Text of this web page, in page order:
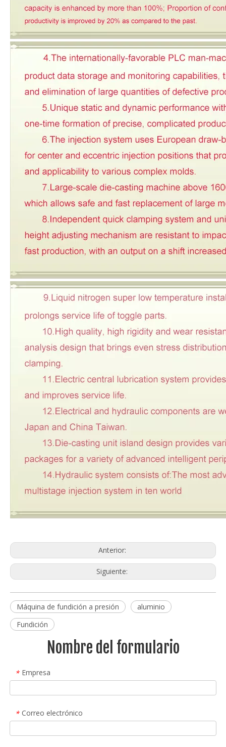
Anterior:
Siguiente:
Máquina de fundición a presión
aluminio
Fundición
Nombre del formulario
* Empresa
* Correo electrónico